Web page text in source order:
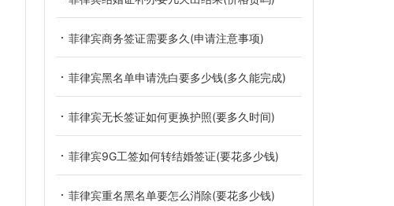
菲律宾商务签证需要多久(申请注意事项)
菲律宾黑名单申请洗白要多少钱(多久能完成)
菲律宾无长签证如何更换护照(要多久时间)
菲律宾9G工签如何转结婚签证(要花多少钱)
菲律宾重名黑名单要怎么消除(要花多少钱)